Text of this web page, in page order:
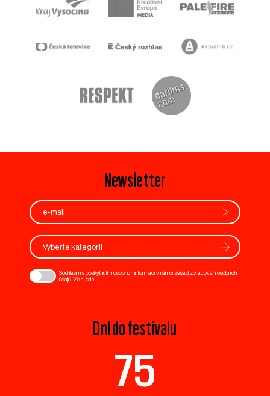
Newsletter
Vyberte kategorii
Souhlasím s poskytnutím osobních informací v rámci zásad zpracování osobních
údajů. Více zde
Dní do festivalu
75